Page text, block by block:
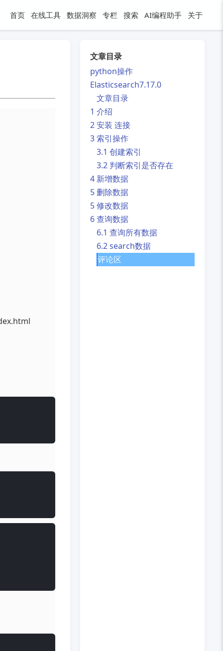
首页 在线工具 数据洞察 专栏 搜索 AI编程助手 关于
文章目录
python操作
Elasticsearch7.17.0
文章目录
1 介绍
2 安装 连接
3 索引操作
3.1 创建索引
3.2 判断索引是否存在
4 新增数据
5 删除数据
5 修改数据
6 查询数据
6.1 查询所有数据
6.2 search数据
评论区